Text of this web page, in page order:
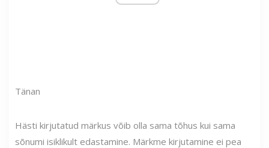
Tänan
Hästi kirjutatud märkus võib olla sama tõhus kui sama
sõnumi isiklikult edastamine. Märkme kirjutamine ei pea